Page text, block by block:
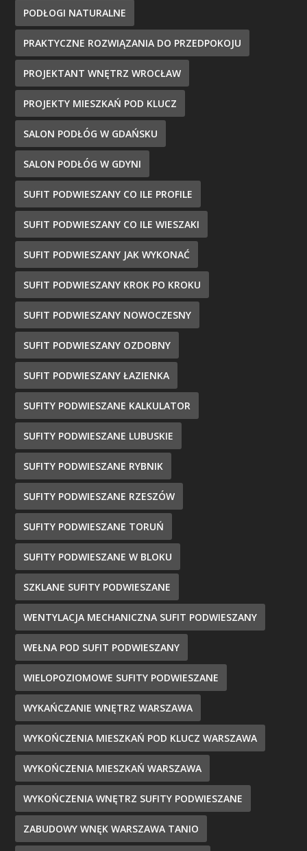
PODŁOGI NATURALNE
PRAKTYCZNE ROZWIĄZANIA DO PRZEDPOKOJU
PROJEKTANT WNĘTRZ WROCŁAW
PROJEKTY MIESZKAŃ POD KLUCZ
SALON PODŁÓG W GDAŃSKU
SALON PODŁÓG W GDYNI
SUFIT PODWIESZANY CO ILE PROFILE
SUFIT PODWIESZANY CO ILE WIESZAKI
SUFIT PODWIESZANY JAK WYKONAĆ
SUFIT PODWIESZANY KROK PO KROKU
SUFIT PODWIESZANY NOWOCZESNY
SUFIT PODWIESZANY OZDOBNY
SUFIT PODWIESZANY ŁAZIENKA
SUFITY PODWIESZANE KALKULATOR
SUFITY PODWIESZANE LUBUSKIE
SUFITY PODWIESZANE RYBNIK
SUFITY PODWIESZANE RZESZÓW
SUFITY PODWIESZANE TORUŃ
SUFITY PODWIESZANE W BLOKU
SZKLANE SUFITY PODWIESZANE
WENTYLACJA MECHANICZNA SUFIT PODWIESZANY
WEŁNA POD SUFIT PODWIESZANY
WIELOPOZIOMOWE SUFITY PODWIESZANE
WYKAŃCZANIE WNĘTRZ WARSZAWA
WYKOŃCZENIA MIESZKAŃ POD KLUCZ WARSZAWA
WYKOŃCZENIA MIESZKAŃ WARSZAWA
WYKOŃCZENIA WNĘTRZ SUFITY PODWIESZANE
ZABUDOWY WNĘK WARSZAWA TANIO